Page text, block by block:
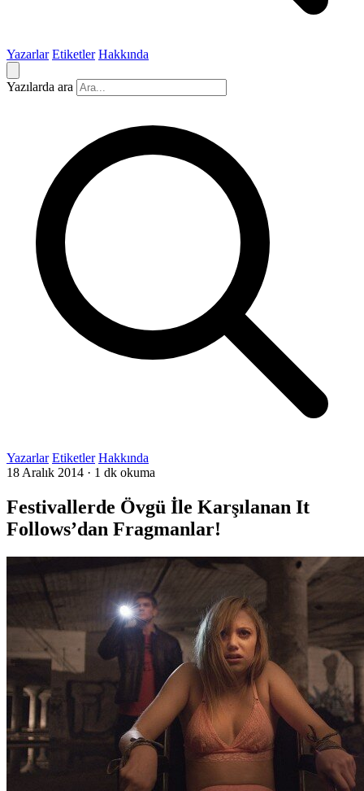
Yazarlar Etiketler Hakkında
Yazılarda ara
Yazarlar Etiketler Hakkında
18 Aralık 2014 · 1 dk okuma
Festivallerde Övgü İle Karşılanan It
Follows’dan Fragmanlar!